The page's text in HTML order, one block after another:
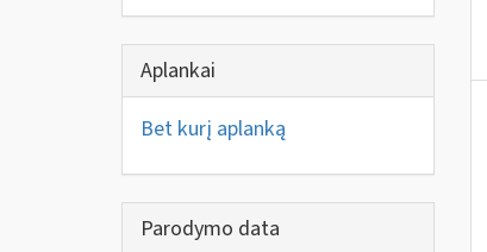
Aplankai
Bet kurį aplanką
Parodymo data